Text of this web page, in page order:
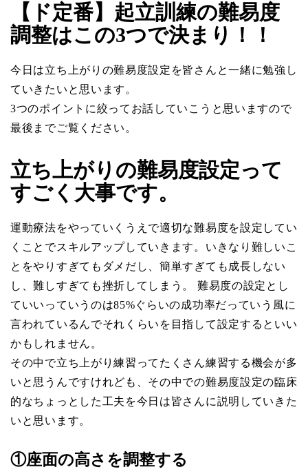
【ド定番】起立訓練の難易度
調整はこの3つで決まり！！
今日は立ち上がりの難易度設定を皆さんと一緒に勉強し
ていきたいと思います。
3つのポイントに絞ってお話していこうと思いますので
最後までご覧ください。
立ち上がりの難易度設定って
すごく大事です。
運動療法をやっていくうえで適切な難易度を設定してい
くことでスキルアップしていきます。いきなり難しいこ
とをやりすぎてもダメだし、簡単すぎても成長しない
し、難しすぎても挫折してしまう。 難易度の設定とし
ていいっていうのは85%ぐらいの成功率だっていう風に
言われているんでそれくらいを目指して設定するといい
かもしれません。
その中で立ち上がり練習ってたくさん練習する機会が多
いと思うんですけれども、その中での難易度設定の臨床
的なちょっとした工夫を今日は皆さんに説明していきた
いと思います。
①座面の高さを調整する